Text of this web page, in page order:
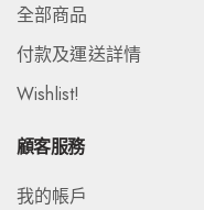
全部商品
付款及運送詳情
Wishlist!
顧客服務
我的帳戶